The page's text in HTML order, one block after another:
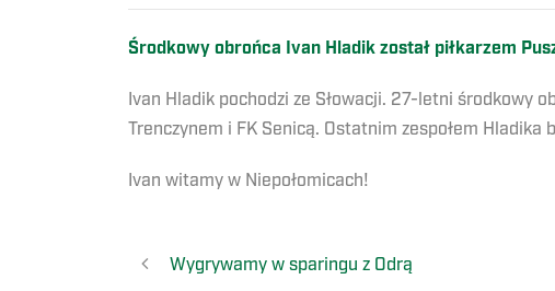
Środkowy obrońca Ivan Hladik został piłkarzem
Ivan Hladik pochodzi ze Słowacji. 27-letni środkowy
Trenczynem i FK Senicą. Ostatnim zespołem
Ivan witamy w Niepołomicach!
Wygrywamy w sparingu z Odrą